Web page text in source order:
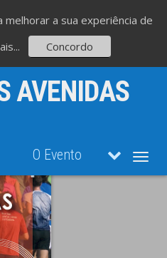
AVENIDAS
O Evento
a sua experiência de
Concordo